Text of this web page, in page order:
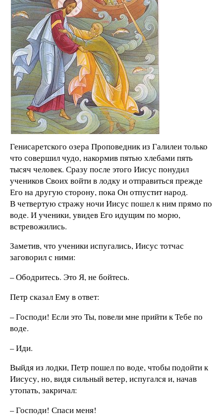
Генисаретского озера Проповедник из Галилеи только
что совершил чудо, накормив пятью хлебами пять
тысяч человек. Сразу после этого Иисус понудил
учеников Своих войти в лодку и отправиться прежде
Его на другую сторону, пока Он отпустит народ.
В четвертую стражу ночи Иисус пошел к ним прямо по
воде. И ученики, увидев Его идущим по морю,
встревожились.
Заметив, что ученики испугались, Иисус тотчас
заговорил с ними:
– Ободритесь. Это Я, не бойтесь.
Петр сказал Ему в ответ:
– Господи! Если это Ты, повели мне прийти к Тебе по
воде.
– Иди.
Выйдя из лодки, Петр пошел по воде, чтобы подойти к
Иисусу, но, видя сильный ветер, испугался и, начав
утопать, закричал:
– Господи! Спаси меня!